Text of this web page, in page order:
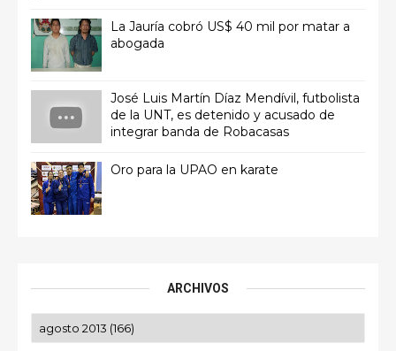
La Jauría cobró US$ 40 mil por matar a
abogada
José Luis Martín Díaz Mendívil, futbolista
de la UNT, es detenido y acusado de
integrar banda de Robacasas
Oro para la UPAO en karate
ARCHIVOS